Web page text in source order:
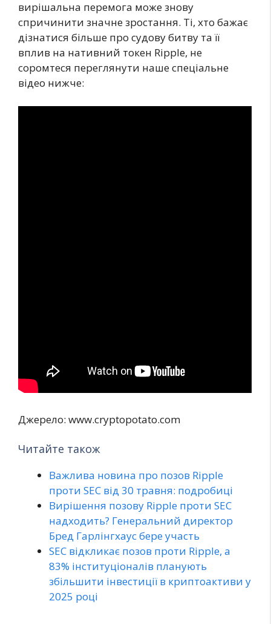
вирішальна перемога може знову
спричинити значне зростання. Ті, хто бажає
дізнатися більше про судову битву та її
вплив на нативний токен Ripple, не
соромтеся переглянути наше спеціальне
відео нижче:
Джерело: www.cryptopotato.com
Читайте також
Важлива новина про позов Ripple
проти SEC від 30 травня: подробиці
Вирішення позову Ripple проти SEC
надходить? Генеральний директор
Бред Гарлінгхаус бере участь
SEC відкликає позов проти Ripple, а
83% інституціоналів планують
збільшити інвестиції в криптоактиви у
2025 році